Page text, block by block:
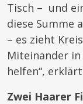
Tisch – und
diese Summe
– es zieht
Miteinander
helfen“,
Zwei Haarer